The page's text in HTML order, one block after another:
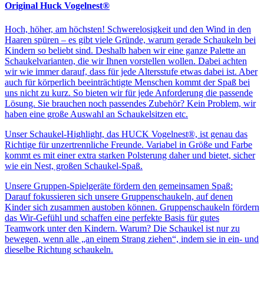
Original Huck Vogelnest®
Hoch, höher, am höchsten! Schwerelosigkeit und den Wind in den
Haaren spüren – es gibt viele Gründe, warum gerade Schaukeln bei
Kindern so beliebt sind. Deshalb haben wir eine ganze Palette an
Schaukelvarianten, die wir Ihnen vorstellen wollen. Dabei achten
wir wie immer darauf, dass für jede Altersstufe etwas dabei ist. Aber
auch für körperlich beeinträchtigte Menschen kommt der Spaß bei
uns nicht zu kurz. So bieten wir für jede Anforderung die passende
Lösung. Sie brauchen noch passendes Zubehör? Kein Problem, wir
haben eine große Auswahl an Schaukelsitzen etc.
Unser Schaukel-Highlight, das HUCK Vogelnest®, ist genau das
Richtige für unzertrennliche Freunde. Variabel in Größe und Farbe
kommt es mit einer extra starken Polsterung daher und bietet, sicher
wie ein Nest, großen Schaukel-Spaß.
Unsere Gruppen-Spielgeräte fördern den gemeinsamen Spaß:
Darauf fokussieren sich unsere Gruppenschaukeln, auf denen
Kinder sich zusammen austoben können. Gruppenschaukeln fördern
das Wir-Gefühl und schaffen eine perfekte Basis für gutes
Teamwork unter den Kindern. Warum? Die Schaukel ist nur zu
bewegen, wenn alle „an einem Strang ziehen“, indem sie in ein- und
dieselbe Richtung schaukeln.